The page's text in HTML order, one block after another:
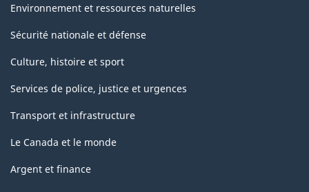
Environnement et ressources naturelles
Sécurité nationale et défense
Culture, histoire et sport
Services de police, justice et urgences
Transport et infrastructure
Le Canada et le monde
Argent et finance